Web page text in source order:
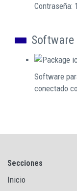
Contraseña:
Software
Software
conectado
Secciones
Inicio